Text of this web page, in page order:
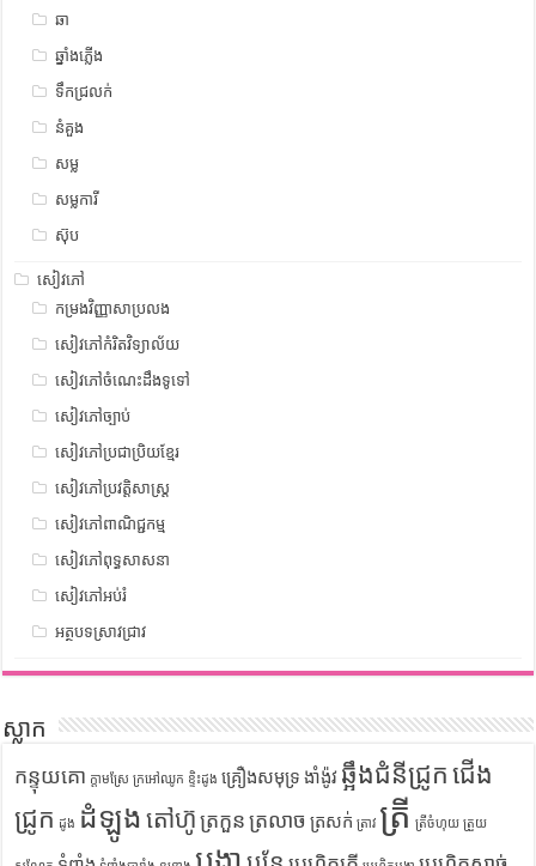
ឆា
ឆ្នាំងភ្លើង
ទឹកជ្រលក់
នំគួង
សម្ល
សម្លការី
ស៊ុប
សៀវភៅ
កម្រងវិញ្ញាសាប្រលង
សៀវភៅកំរិតវិទ្យាល័យ
សៀវភៅចំណេះដឹងទូទៅ
សៀវភៅច្បាប់
សៀវភៅប្រជាប្រិយខ្មែរ
សៀវភៅប្រវត្តិសាស្រ្ត
សៀវភៅពាណិជ្ជកម្ម
សៀវភៅពុទ្ធសាសនា
សៀវភៅអប់រំ
អត្ថបទស្រាវជ្រាវ
ស្លាក
កន្ទុយគោ ក្តាមស្រែ ក្រអៅឈូក ខ្ទិះដូង គ្រឿងសមុទ្រ ងាំង៉ូវ ឆ្អឹងជំនីជ្រូក ជើង
ជ្រូក ដូង ដំឡូង តៅហ៊ូ ត្រកួន ត្រលាច ត្រសក់ ត្រាវ ត្រី ត្រីចំហុយ ត្រួយ